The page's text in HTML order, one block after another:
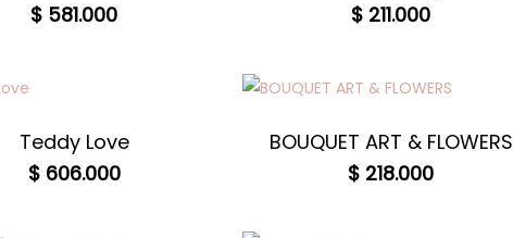
$ 581.000
$ 211.000
Teddy Love
$606.000
BOUQUET ART & FLOWERS
$ 218.000